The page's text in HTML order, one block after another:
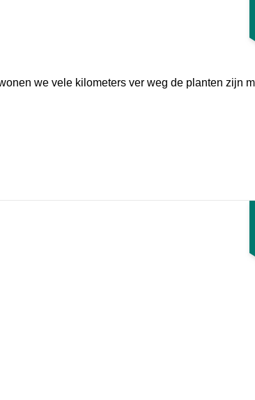
we vele kilometers ver weg de planten zijn